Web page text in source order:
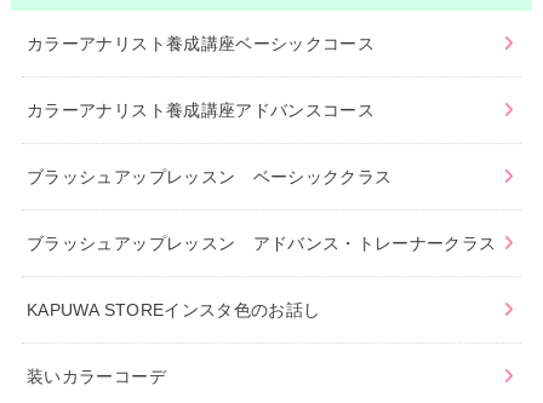
カラーアナリスト養成講座ベーシックコース
カラーアナリスト養成講座アドバンスコース
ブラッシュアップレッスン ベーシッククラス
ブラッシュアップレッスン アドバンス・トレーナークラス
KAPUWA STOREインスタ色のお話し
装いカラーコーデ